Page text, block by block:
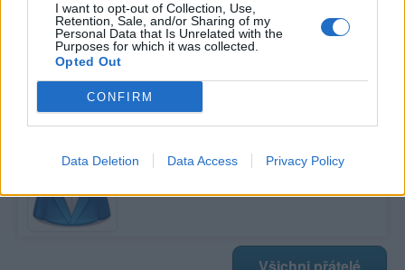
I want to opt-out of Collection, Use,
Retention, Sale, and/or Sharing of my
Personal Data that Is Unrelated with the
Purposes for which it was collected.
Opted Out
CONFIRM
Data Deletion Data Access Privacy Policy
Zobrazit celou mou zeď
Moji nejnovější přátelé
Říká o mně: